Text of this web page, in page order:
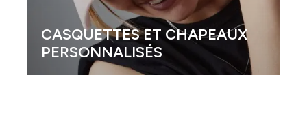
CASQUETTES ET CHAPEAUX
PERSONNALISÉS